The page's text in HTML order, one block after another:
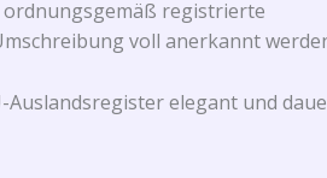
ordnungsgemäß registrierte
voll anerkannt
Auslandsregister elegant und